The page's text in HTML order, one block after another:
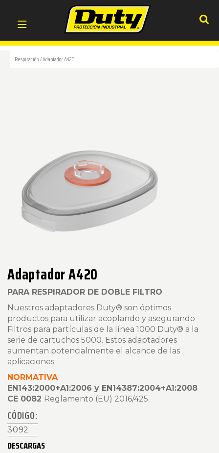
Respiración/Adaptador A420
Adaptador A420
PARA RESPIRADOR DE DOBLE FILTRO
Nuestros adaptadores Duty® son óptimos
productos para utilizar acoplando y asegurando
Filtros para partículas de la línea 1000 Duty® a la
serie de cartuchos 5000. Estos adaptadores
aumentan potencialmente el alcance de las
aplicaciones.
NORMATIVA
EN143:2000+A1:2006 y EN14387:2004+A1:2008
CE 0082 Reglamento (EU) 2016/425
CÓDIGO:
3092
DESCARGAS